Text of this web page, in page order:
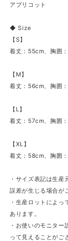
アプリコット
◆ Size
【S】
着丈：55cm、胸囲
【M】
着丈：56cm、胸囲
【L】
着丈：57cm、胸囲
【XL】
着丈：58cm、胸囲
・サイズ表記は生
誤差が生じる場合が
・生産ロットによ
あります。
・お使いのモニタ
って見えることがご